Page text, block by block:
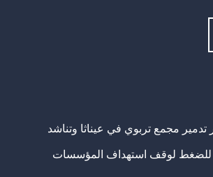
مجمع تربوي في عيناثا وتناشد
للضغط لوقف استهداف المؤسسات